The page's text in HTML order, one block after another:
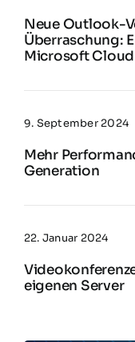
Neue Outlook-
Überraschung:
Microsoft Cloud
9. September 2024
Mehr
Generation
22. Januar 2024
eigenen Server